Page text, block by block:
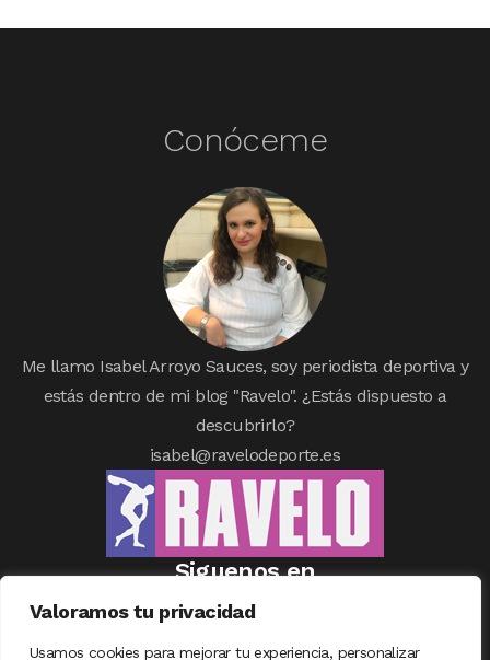
Valoramos tu privacidad
Usamos cookies para mejorar tu experiencia, personalizar
Conóceme
Me llamo Isabel Arroyo Sauces, soy periodista deportiva y
estás dentro de mi blog "Ravelo". ¿Estás dispuesto a
descubrirlo?
isabel@ravelodeporte.es
Siguenos en